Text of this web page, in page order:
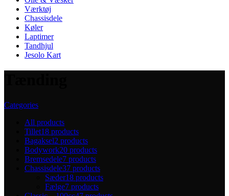
Værktøj
Chassisdele
Køler
Laptimer
Tandhjul
Jesolo Kart
Categories
All products
Tillet18 products
Bagaksel2 products
Bodywork20 products
Bremsedele7 products
Chassisdele37 products
Sæder18 products
Fælge7 products